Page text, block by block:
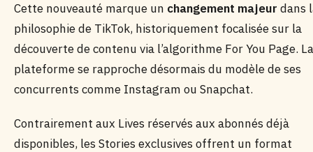
Cette nouveauté marque un changement majeur dans
philosophie de TikTok, historiquement focalisée sur la
découverte de contenu via l’algorithme For You Page. La
plateforme se rapproche désormais du modèle de ses
concurrents comme Instagram ou Snapchat.
Contrairement aux Lives réservés aux abonnés déjà
disponibles, les Stories exclusives offrent un format